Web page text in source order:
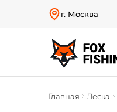
г. Москва
Главная Леска